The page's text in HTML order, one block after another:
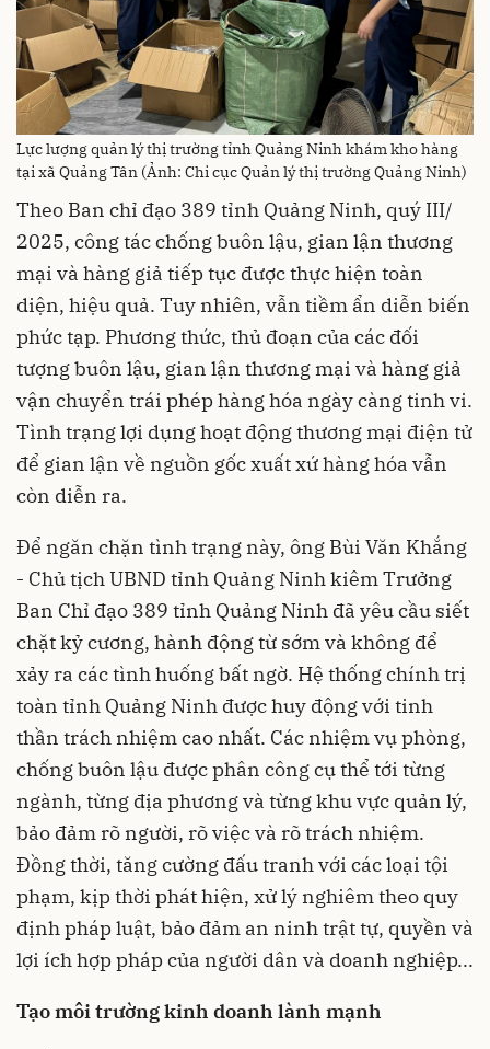
Lực lượng quản lý thị trường tỉnh Quảng Ninh khám kho hàng
tại xã Quảng Tân (Ảnh: Chi cục Quản lý thị trường Quảng Ninh)
Theo Ban chỉ đạo 389 tỉnh Quảng Ninh, quý III/
2025, công tác chống buôn lậu, gian lận thương
mại và hàng giả tiếp tục được thực hiện toàn
diện, hiệu quả. Tuy nhiên, vẫn tiềm ẩn diễn biến
phức tạp. Phương thức, thủ đoạn của các đối
tượng buôn lậu, gian lận thương mại và hàng giả
vận chuyển trái phép hàng hóa ngày càng tinh vi.
Tình trạng lợi dụng hoạt động thương mại điện tử
để gian lận về nguồn gốc xuất xứ hàng hóa vẫn
còn diễn ra.
Để ngăn chặn tình trạng này, ông Bùi Văn Khắng
- Chủ tịch UBND tỉnh Quảng Ninh kiêm Trưởng
Ban Chỉ đạo 389 tỉnh Quảng Ninh đã yêu cầu siết
chặt kỷ cương, hành động từ sớm và không để
xảy ra các tình huống bất ngờ. Hệ thống chính trị
toàn tỉnh Quảng Ninh được huy động với tinh
thần trách nhiệm cao nhất. Các nhiệm vụ phòng,
chống buôn lậu được phân công cụ thể tới từng
ngành, từng địa phương và từng khu vực quản lý,
bảo đảm rõ người, rõ việc và rõ trách nhiệm.
Đồng thời, tăng cường đấu tranh với các loại tội
phạm, kịp thời phát hiện, xử lý nghiêm theo quy
định pháp luật, bảo đảm an ninh trật tự, quyền và
lợi ích hợp pháp của người dân và doanh nghiệp...
Tạo môi trường kinh doanh lành mạnh